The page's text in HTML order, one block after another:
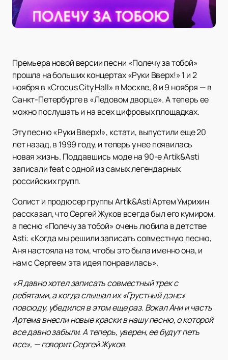
Премьера новой версии песни «Полечу за тобой»
прошла на больших концертах «Руки Вверх!» 1 и 2
ноября в «Crocus City Hall» в Москве, 8 и 9 ноября — в
Санкт-Петербурге в «Ледовом дворце». А теперь ее
можно послушать и на всех цифровых площадках.
Эту песню «Руки Вверх!», кстати, выпустили еще 20
лет назад, в 1999 году, и теперь у нее появилась
новая жизнь. Поддавшись моде на 90-е Artik&Asti
записали feat с одной из самых легендарных
российских групп.
Солист и продюсер группы Artik&Asti Артем Умрихин
рассказал, что Сергей Жуков всегда был его кумиром,
а песню «Полечу за тобой» очень любила в детстве
Asti: «Когда мы решили записать совместную песню,
Аня настояла на том, чтобы это была именно она, и
нам с Сергеем эта идея понравилась».
«Я давно хотел записать совместный трек с
ребятами, а когда слышал их «Грустный дэнс»
повсюду, убедился в этом еще раз. Вокал Ани и часть
Артема внесли новые краски в нашу песню, о которой
все давно забыли. А теперь, уверен, ее будут петь
все», — говорит Сергей Жуков.